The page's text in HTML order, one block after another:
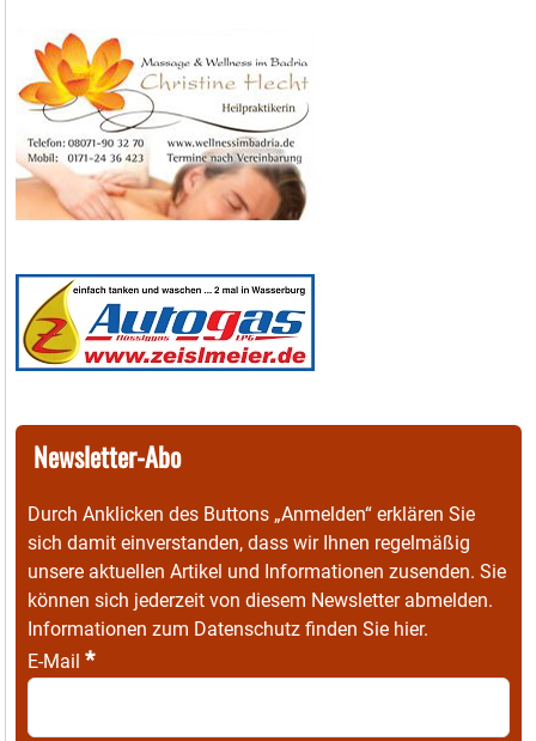
Newsletter-Abo
Durch Anklicken des Buttons „Anmelden“ erklären Sie
sich damit einverstanden, dass wir Ihnen regelmäßig
unsere aktuellen Artikel und Informationen zusenden. Sie
können sich jederzeit von diesem Newsletter abmelden.
Informationen zum Datenschutz finden Sie hier.
E-Mail *